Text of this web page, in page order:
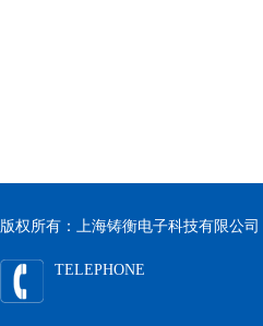
版权所有：上海铸衡电子科技有限公司
TELEPHONE